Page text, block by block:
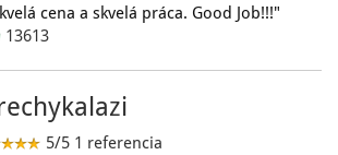
cena a skvelá práca. Good Job!!!"
13613
5/5 1 referencia